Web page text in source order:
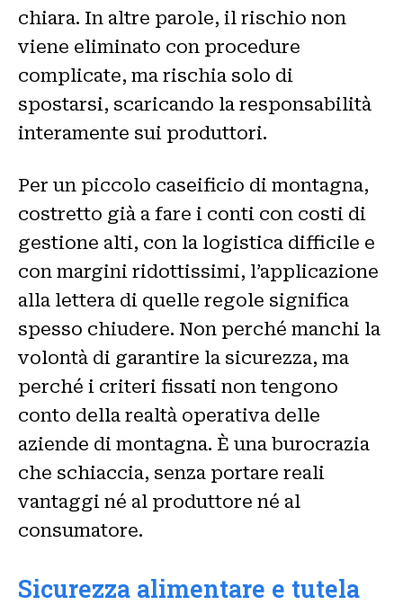
chiara. In altre parole, il rischio non
viene eliminato con procedure
complicate, ma rischia solo di
spostarsi, scaricando la responsabilità
interamente sui produttori.
Per un piccolo caseificio di montagna,
costretto già a fare i conti con costi di
gestione alti, con la logistica difficile e
con margini ridottissimi, l’applicazione
alla lettera di quelle regole significa
spesso chiudere. Non perché manchi la
volontà di garantire la sicurezza, ma
perché i criteri fissati non tengono
conto della realtà operativa delle
aziende di montagna. È una burocrazia
che schiaccia, senza portare reali
vantaggi né al produttore né al
consumatore.
Sicurezza alimentare e tutela